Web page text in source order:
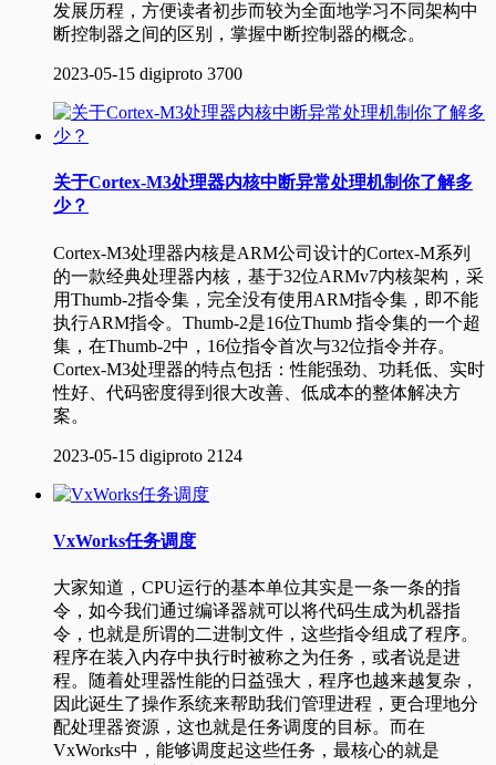
发展历程，方便读者初步而较为全面地学习不同架构中
断控制器之间的区别，掌握中断控制器的概念。
2023-05-15 digiproto 3700
关于Cortex-M3处理器内核中断异常处理机制你了解多
少？
Cortex-M3处理器内核是ARM公司设计的Cortex-M系列
的一款经典处理器内核，基于32位ARMv7内核架构，采
用Thumb-2指令集，完全没有使用ARM指令集，即不能
执行ARM指令。Thumb-2是16位Thumb 指令集的一个超
集，在Thumb-2中，16位指令首次与32位指令并存。
Cortex-M3处理器的特点包括：性能强劲、功耗低、实时
性好、代码密度得到很大改善、低成本的整体解决方
案。
2023-05-15 digiproto 2124
VxWorks任务调度
大家知道，CPU运行的基本单位其实是一条一条的指
令，如今我们通过编译器就可以将代码生成为机器指
令，也就是所谓的二进制文件，这些指令组成了程序。
程序在装入内存中执行时被称之为任务，或者说是进
程。随着处理器性能的日益强大，程序也越来越复杂，
因此诞生了操作系统来帮助我们管理进程，更合理地分
配处理器资源，这也就是任务调度的目标。而在
VxWorks中，能够调度起这些任务，最核心的就是